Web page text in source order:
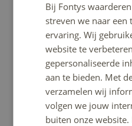
WhatsApp
Signal
Stuur een mail
Bij Fontys
streven we naar
ervaring. Wij
website te
gepersonaliseerde
aan te bieden. Met
verzamelen wij
volgen we jouw
buiten onze